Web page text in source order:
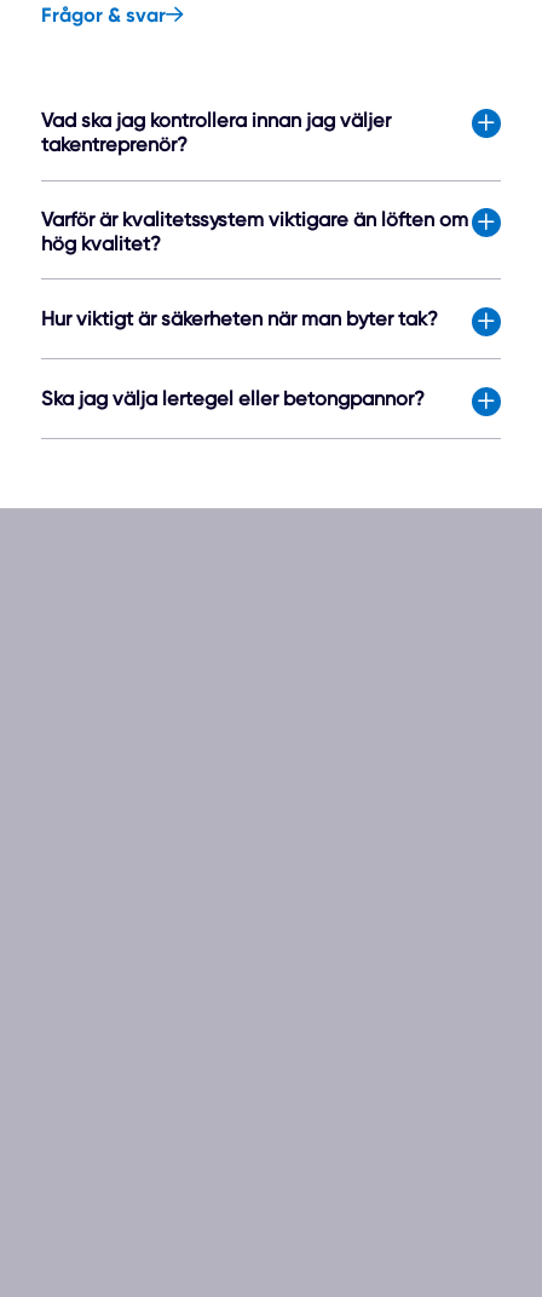
Frågor & svar
Vad ska jag kontrollera innan jag väljer
takentreprenör?
Varför är kvalitetssystem viktigare än löften om
hög kvalitet?
Hur viktigt är säkerheten när man byter tak?
Ska jag välja lertegel eller betongpannor?